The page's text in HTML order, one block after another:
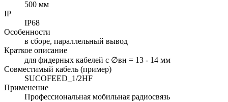
500 мм
IP
IP68
Особенности
в сборе, параллельный вывод
Краткое описание
для фидерных кабелей с ∅вн = 13 - 14 мм
Совместимый кабель (пример)
SUCOFEED_1/2HF
Применение
Профессиональная мобильная радиосвязь